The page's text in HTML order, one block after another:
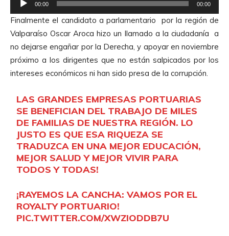
d
o
t
o
r
d
e
e
p
o
d
u
00:00 00:00
Finalmente el candidato a parlamentario por la región de
Valparaíso Oscar Aroca hizo un llamado a la ciudadanía a
no dejarse engañar por la Derecha, y apoyar en noviembre
próximo a los dirigentes que no están salpicados por los
intereses económicos ni han sido presa de la corrupción.
LAS GRANDES EMPRESAS PORTUARIAS
SE BENEFICIAN DEL TRABAJO DE MILES
DE FAMILIAS DE NUESTRA REGIÓN. LO
JUSTO ES QUE ESA RIQUEZA SE
TRADUZCA EN UNA MEJOR EDUCACIÓN,
MEJOR SALUD Y MEJOR VIVIR PARA
TODOS Y TODAS!
¡RAYEMOS LA CANCHA: VAMOS POR EL
ROYALTY PORTUARIO!
PIC.TWITTER.COM/XWZIODDB7U